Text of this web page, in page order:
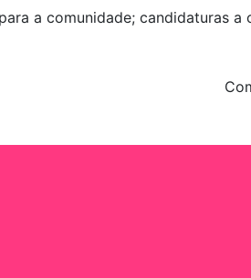
a comunidade; candidaturas